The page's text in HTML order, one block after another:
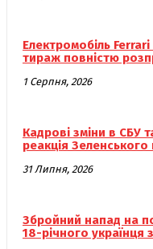
Електромобіль
тираж повністю
1 Серпня, 2026
Кадрові зміни в СБУ
реакція
31 Липня, 2026
Збройний напад на
18-річного українця